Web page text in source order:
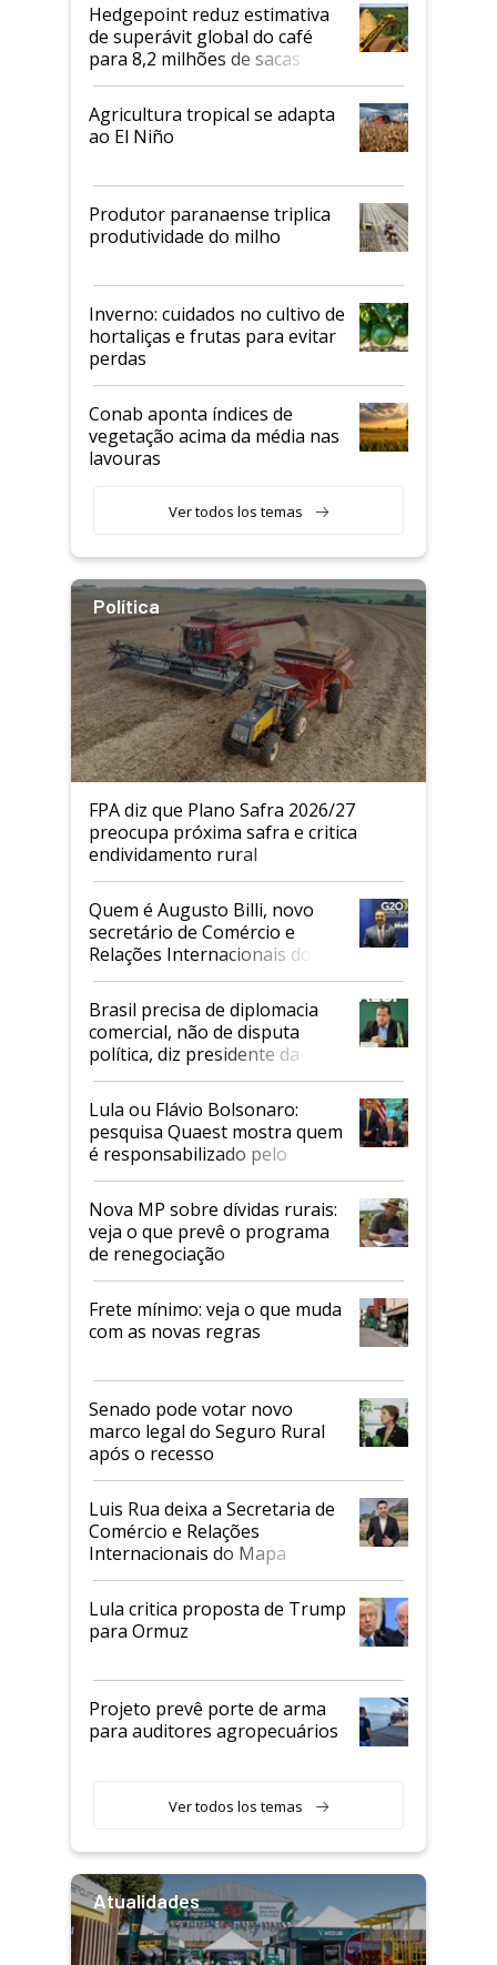
Hedgepoint reduz estimativa
de superávit global do café
para 8,2 milhões de sacas
Agricultura tropical se adapta
ao El Niño
Produtor paranaense triplica
produtividade do milho
Inverno: cuidados no cultivo de
hortaliças e frutas para evitar
perdas
Conab aponta índices de
vegetação acima da média nas
lavouras
Ver todos los temas
Política
FPA diz que Plano Safra 2026/27
preocupa próxima safra e critica
endividamento rural
Quem é Augusto Billi, novo
secretário de Comércio e
Relações Internacionais do
Mapa
Brasil precisa de diplomacia
comercial, não de disputa
política, diz presidente da
Faesp
Lula ou Flávio Bolsonaro:
pesquisa Quaest mostra quem
é responsabilizado pelo
tarifaço dos EUA
Nova MP sobre dívidas rurais:
veja o que prevê o programa
de renegociação
Frete mínimo: veja o que muda
com as novas regras
Senado pode votar novo
marco legal do Seguro Rural
após o recesso
Luis Rua deixa a Secretaria de
Comércio e Relações
Internacionais do Mapa
Lula critica proposta de Trump
para Ormuz
Projeto prevê porte de arma
para auditores agropecuários
Ver todos los temas
Atualidades